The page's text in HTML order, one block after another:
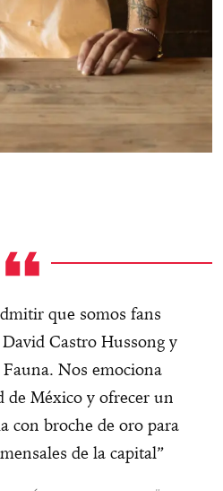
que somos fans
Castro Hussong y
Nos emociona
de México y ofrecer un
con broche de oro para
de la capital”